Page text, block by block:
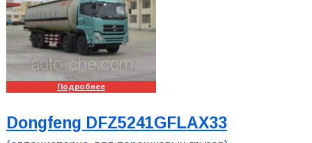
Подробнее
Dongfeng DFZ5241GFLAX33